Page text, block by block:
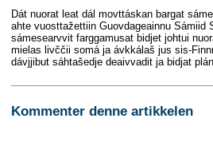
Dát nuorat leat dál movttáskan bargat
ahte vuosttažettiin Guovdageainnu Sámiid
sámesearvvit farggamusat bidjet johtui
mielas livččii somája ávkkálaš jus sis-
dávjjibut sáhtašedje deaivvadit ja bidjat
Kommenter denne artikkelen